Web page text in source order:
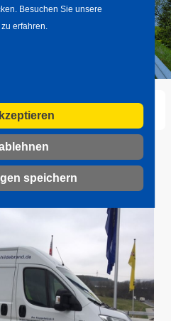
Besuchen Sie unsere
erfahren.
speichern